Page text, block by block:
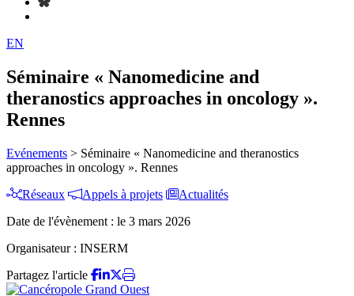
EN
Séminaire « Nanomedicine and
theranostics approaches in oncology ».
Rennes
Evénements > Séminaire « Nanomedicine and theranostics
approaches in oncology ». Rennes
Réseaux
Appels à projets
Actualités
Date de l'évènement : le 3 mars 2026
Organisateur : INSERM
Partagez l'article